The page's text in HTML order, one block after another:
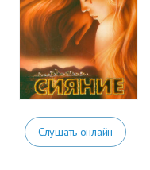
Слушать онлайн